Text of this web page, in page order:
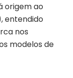
origem ao
entendido
nos
modelos de